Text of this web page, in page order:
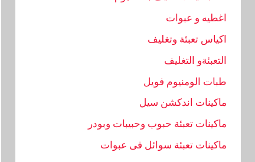
اغطيه و عبوات
اكياس تعبئة وتغليف
التعبئةو التغليف
طبات الومنيوم فويل
ماكينات اندكشن سيل
ماكينات تعبئة حبوب وحبيبات وبودر
ماكينات تعبئة سوائل فى عبوات